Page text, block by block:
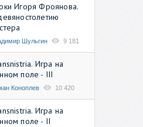
Игоря Фроянова.
Шульгин 9 181
Игра на
поле - III
Коноплев 10 420
Игра на
поле - II